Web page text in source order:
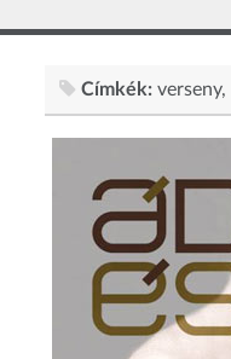
Címkék: verseny